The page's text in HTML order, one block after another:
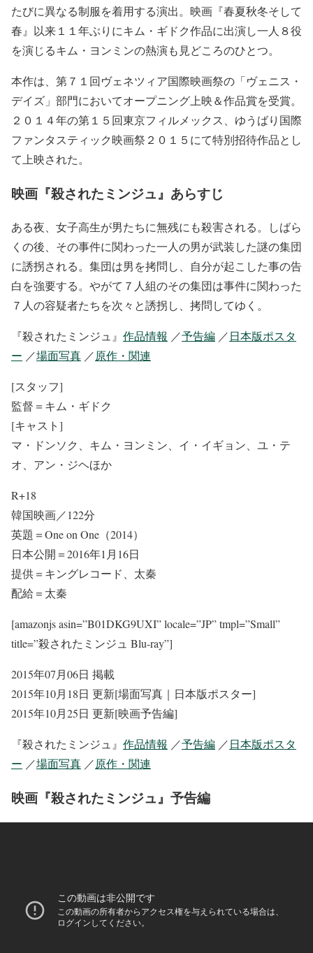
たびに異なる制服を着用する演出。映画『春夏秋冬そして
春』以来１１年ぶりにキム・ギドク作品に出演し一人８役
を演じるキム・ヨンミンの熱演も見どころのひとつ。
本作は、第７１回ヴェネツィア国際映画祭の「ヴェニス・
デイズ」部門においてオープニング上映＆作品賞を受賞。
２０１４年の第１５回東京フィルメックス、ゆうばり国際
ファンタスティック映画祭２０１５にて特別招待作品とし
て上映された。
映画『殺されたミンジュ』あらすじ
ある夜、女子高生が男たちに無残にも殺害される。しばら
くの後、その事件に関わった一人の男が武装した謎の集団
に誘拐される。集団は男を拷問し、自分が起こした事の告
白を強要する。やがて７人組のその集団は事件に関わった
７人の容疑者たちを次々と誘拐し、拷問してゆく。
『殺されたミンジュ』 作品情報 ／予告編 ／日本版ポスタ
ー ／場面写真 ／原作・関連
[スタッフ]
監督＝キム・ギドク
[キャスト]
マ・ドンソク、キム・ヨンミン、イ・イギョン、ユ・テ
オ、アン・ジヘほか
R+18
韓国映画／122分
英題＝One on One（2014）
日本公開＝2016年1月16日
提供＝キングレコード、太秦
配給＝太秦
[amazonjs asin=”B01DKG9UXI” locale=”JP” tmpl=”Small”
title=”殺されたミンジュ Blu-ray”]
2015年07月06日 掲載
2015年10月18日 更新[場面写真｜日本版ポスター]
2015年10月25日 更新[映画予告編]
『殺されたミンジュ』 作品情報 ／予告編 ／日本版ポスタ
ー ／場面写真 ／原作・関連
映画『殺されたミンジュ』予告編